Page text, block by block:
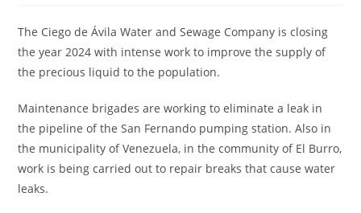
entrada:
The Ciego de Ávila Water and Sewage Company is closing
the year 2024 with intense work to improve the supply of
the precious liquid to the population.
Maintenance brigades are working to eliminate a leak in
the pipeline of the San Fernando pumping station. Also in
the municipality of Venezuela, in the community of El Burro,
work is being carried out to repair breaks that cause water
leaks.